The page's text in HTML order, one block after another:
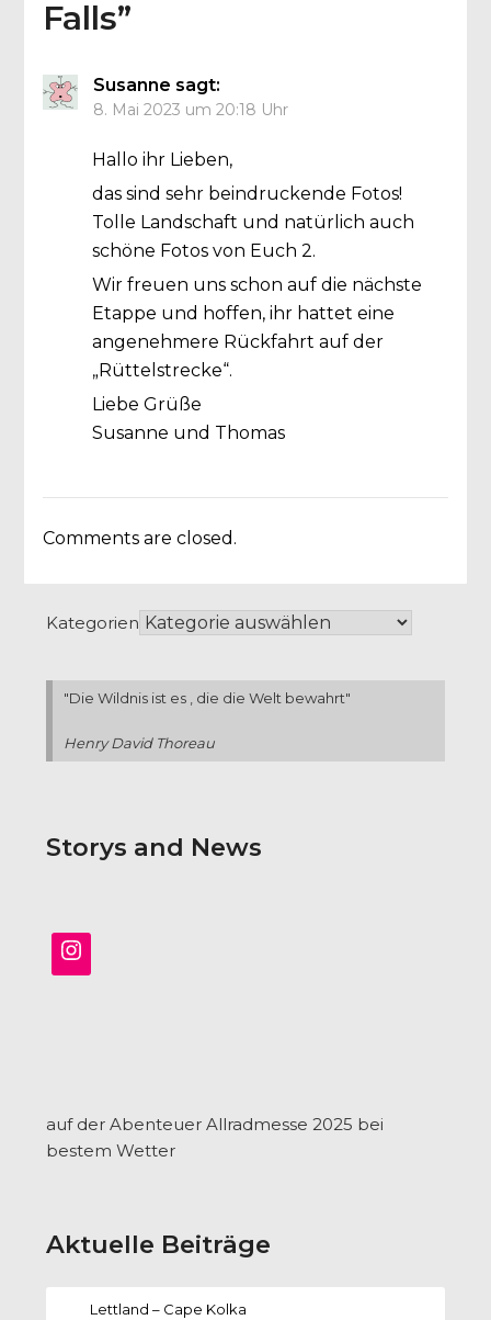
Falls”
Susanne sagt:
8. Mai 2023 um 20:18 Uhr
Hallo ihr Lieben,
das sind sehr beindruckende Fotos!
Tolle Landschaft und natürlich auch
schöne Fotos von Euch 2.
Wir freuen uns schon auf die nächste
Etappe und hoffen, ihr hattet eine
angenehmere Rückfahrt auf der
„Rüttelstrecke“.
Liebe Grüße
Susanne und Thomas
Comments are closed.
Kategorien
"Die Wildnis ist es , die die Welt bewahrt"
Henry David Thoreau
Storys and News
auf der Abenteuer Allradmesse 2025 bei
bestem Wetter
Aktuelle Beiträge
Lettland – Cape Kolka